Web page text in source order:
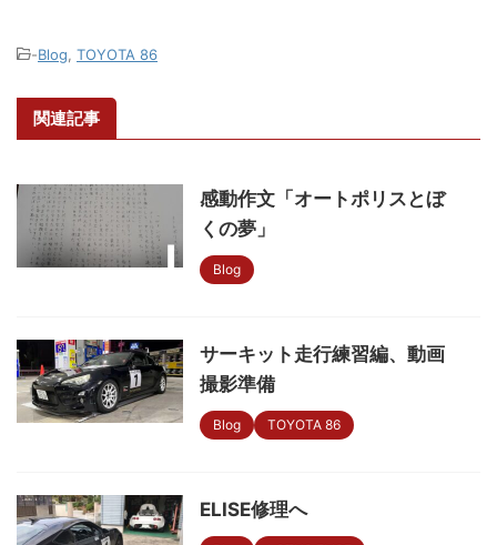
-Blog TOYOTA 86
関連記事
感動作文「オートポリスとぼ
くの夢」
Blog
サーキット走行練習編、動画
撮影準備
Blog TOYOTA 86
ELISE修理へ